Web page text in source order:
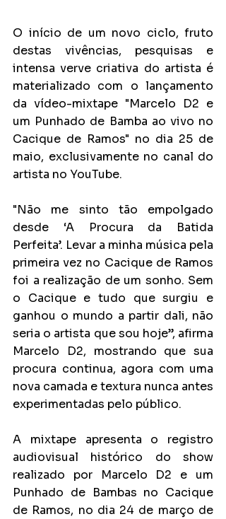
O início de um novo ciclo, fruto
destas vivências, pesquisas e
intensa verve criativa do artista é
materializado com o lançamento
da vídeo-mixtape "Marcelo D2 e
um Punhado de Bamba ao vivo no
Cacique de Ramos" no dia 25 de
maio, exclusivamente no canal do
artista no YouTube.
"Não me sinto tão empolgado
desde ‘A Procura da Batida
Perfeita’. Levar a minha música pela
primeira vez no Cacique de Ramos
foi a realização de um sonho. Sem
o Cacique e tudo que surgiu e
ganhou o mundo a partir dali, não
seria o artista que sou hoje”, afirma
Marcelo D2, mostrando que sua
procura continua, agora com uma
nova camada e textura nunca antes
experimentadas pelo público.
A mixtape apresenta o registro
audiovisual histórico do show
realizado por Marcelo D2 e um
Punhado de Bambas no Cacique
de Ramos, no dia 24 de março de